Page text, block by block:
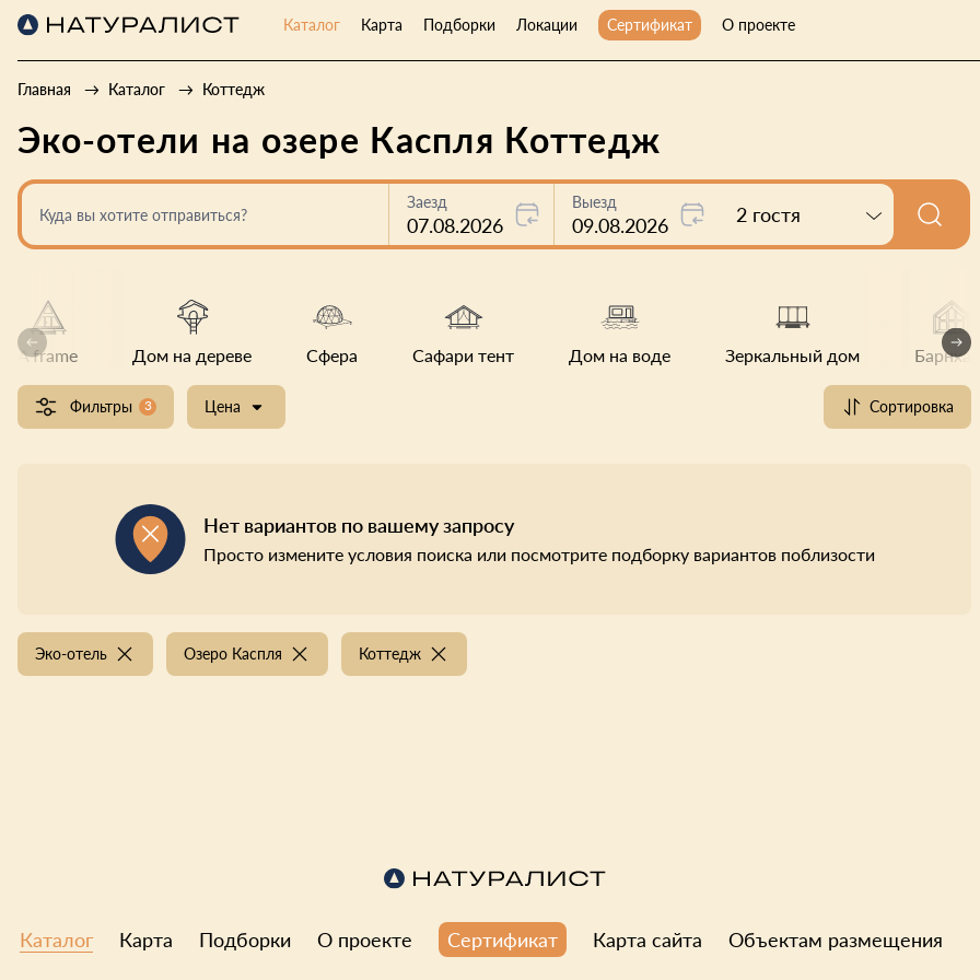
Каталог Карта Подборки Локации Сертификат О проекте
Главная Каталог Коттедж
Эко-отели на озере Каспля Коттедж
Куда вы хотите отправиться?
Заезд
07.08.2026
Выезд
09.08.2026 2 гостя
A frame Дом на дереве Сфера Сафари тент Дом на воде Зеркальный дом Барнхауз
Фильтры 3 Цена Сортировка
Нет вариантов по вашему запросу
Просто измените условия поиска или посмотрите подборку вариантов поблизости
Эко-отель Озеро Каспля Коттедж
Каталог Карта Подборки О проекте Сертификат Карта сайта Объектам размещения